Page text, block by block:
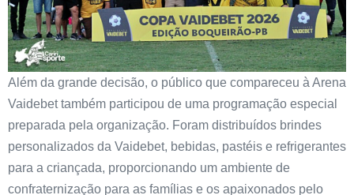
Além da grande decisão, o público que compareceu à Arena
Vaidebet também participou de uma programação especial
preparada pela organização. Foram distribuídos brindes
personalizados da Vaidebet, bebidas, pastéis e refrigerantes
para a criançada, proporcionando um ambiente de
confraternização para as famílias e os apaixonados pelo